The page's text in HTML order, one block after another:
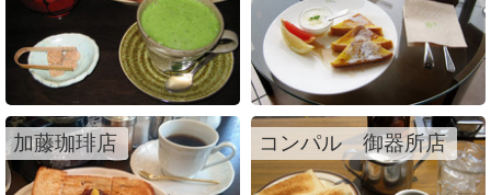
加藤珈琲店 コンパル 御器所店